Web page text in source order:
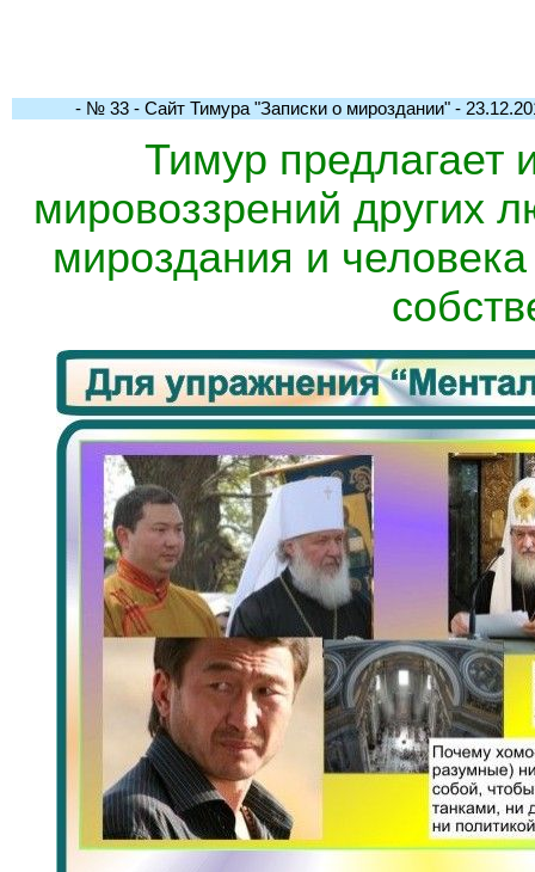
- № 33 - Сайт Тимура "Записки о мироздании" -
Тимур предлагает
мировоззрений других
мироздания и